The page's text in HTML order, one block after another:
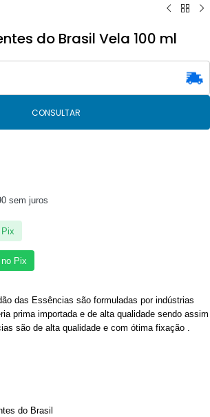
do Brasil Vela 100 ml
CONSULTAR
sem juros
Pix
no Pix
das Essências são formuladas por indústrias
prima importada e de alta qualidade sendo assim
são de alta qualidade e com ótima fixação .
do Brasil